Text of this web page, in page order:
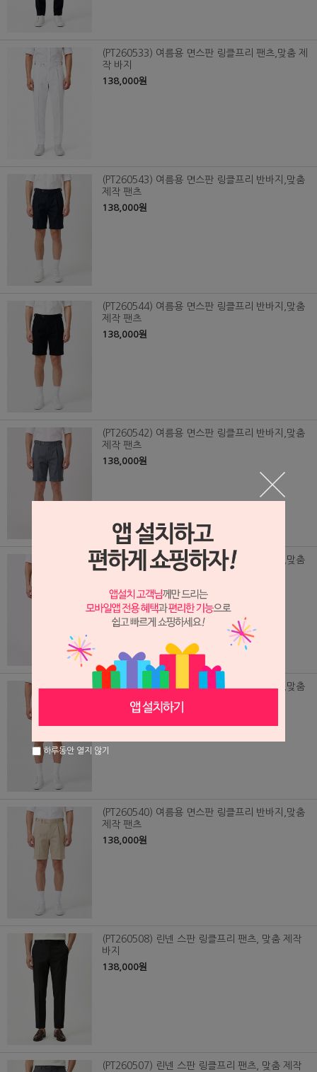
(PT260533) 여름용 면스판 링클프리 팬츠,맞춤 제
작 바지
138,000원
(PT260543) 여름용 면스판 링클프리 반바지,맞춤
제작 팬츠
138,000원
(PT260544) 여름용 면스판 링클프리 반바지,맞춤
제작 팬츠
138,000원
(PT260542) 여름용 면스판 링클프리 반바지,맞춤
제작 팬츠
138,000원
(PT260541) 여름용 면스판 링클프리 반바지,맞춤
제작 팬츠
138,000원
(PT260539) 여름용 면스판 링클프리 반바지,맞춤
138,000원
(PT260540) 여름용 면스판 링클프리 반바지,맞춤
제작 팬츠
138,000원
(PT260508) 린넨 스판 링클프리 팬츠, 맞춤 제작
바지
138,000원
(PT260507) 린넨 스판 링클프리 팬츠, 맞춤 제작
하루동안 열지 않기